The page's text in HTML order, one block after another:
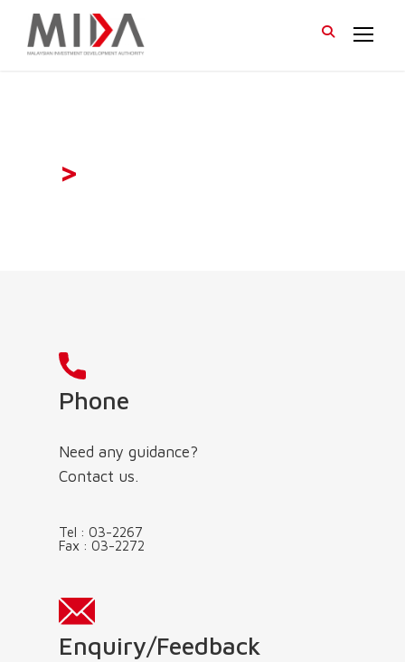
>
Phone
Need any guidance?
Contact us.
Tel : 03-2267
Fax : 03-2272
Enquiry/Feedback